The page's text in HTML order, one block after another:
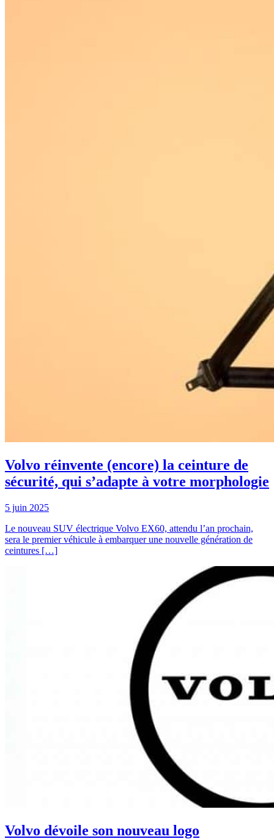
Volvo réinvente (encore) la ceinture de
sécurité, qui s’adapte à votre morphologie
5 juin 2025
Le nouveau SUV électrique Volvo EX60, attendu l’an prochain,
sera le premier véhicule à embarquer une nouvelle génération de
ceintures […]
Volvo dévoile son nouveau logo